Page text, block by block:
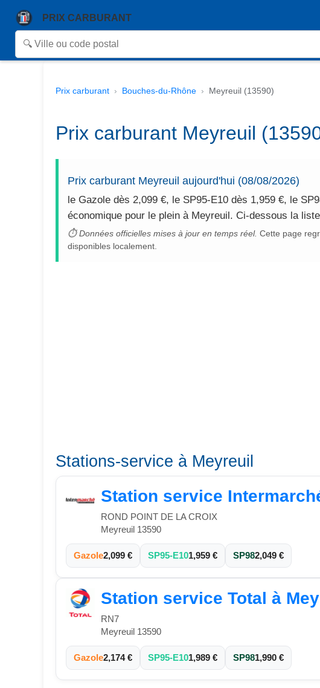
PRIX CARBURANT
Prix carburant Bouches-du-Rhône Meyreuil (13590)
Prix carburant Meyreuil
Prix carburant Meyreuil aujourd'hui (08/08/2026)
le Gazole dès 2,099 €, le SP95-E10 dès 1,959 €, le
économique pour le plein à Meyreuil. Ci-dessous la
⏱ Données officielles mises à jour en temps réel. Cette page
disponibles localement.
Stations-service à Meyreuil
Station service
ROND POINT DE LA CROIX
Meyreuil 13590
Gazole2,099 € SP95-E101,959 € SP982,049 €
Station service Total à
RN7
Meyreuil 13590
Gazole2,174 € SP95-E101,989 € SP981,990 €